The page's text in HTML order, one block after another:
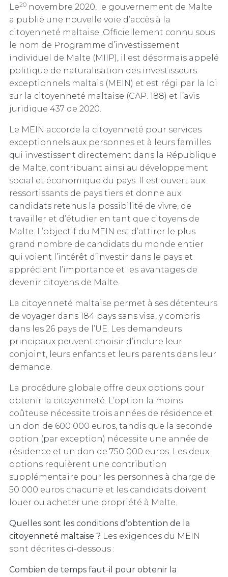
Le20 novembre 2020, le gouvernement de Malte
a publié une nouvelle voie d’accès à la
citoyenneté maltaise. Officiellement connu sous
le nom de Programme d’investissement
individuel de Malte (MIIP), il est désormais appelé
politique de naturalisation des investisseurs
exceptionnels maltais (MEIN) et est régi par la loi
sur la citoyenneté maltaise (CAP. 188) et l’avis
juridique 437 de 2020.
Le MEIN accorde la citoyenneté pour services
exceptionnels aux personnes et à leurs familles
qui investissent directement dans la République
de Malte, contribuant ainsi au développement
social et économique du pays. Il est ouvert aux
ressortissants de pays tiers et donne aux
candidats retenus la possibilité de vivre, de
travailler et d’étudier en tant que citoyens de
Malte. L’objectif du MEIN est d’attirer le plus
grand nombre de candidats du monde entier
qui voient l’intérêt d’investir dans le pays et
apprécient l’importance et les avantages de
devenir citoyens de Malte.
La citoyenneté maltaise permet à ses détenteurs
de voyager dans 184 pays sans visa, y compris
dans les 26 pays de l’UE. Les demandeurs
principaux peuvent choisir d’inclure leur
conjoint, leurs enfants et leurs parents dans leur
demande.
La procédure globale offre deux options pour
obtenir la citoyenneté. L’option la moins
coûteuse nécessite trois années de résidence et
un don de 600 000 euros, tandis que la seconde
option (par exception) nécessite une année de
résidence et un don de 750 000 euros. Les deux
options requièrent une contribution
supplémentaire pour les personnes à charge de
50 000 euros chacune et les candidats doivent
louer ou acheter une propriété à Malte.
Quelles sont les conditions d’obtention de la
citoyenneté maltaise ? Les exigences du MEIN
sont décrites ci-dessous :
Combien de temps faut-il pour obtenir la